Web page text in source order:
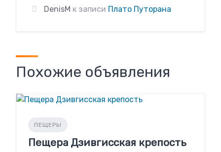
DenisM к записи Плато Путорана
Похожие объявления
ПЕЩЕРЫ
Пещера Дзивгисская крепость